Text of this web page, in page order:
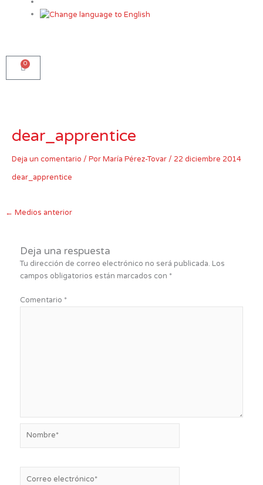
0
Carro
dear_apprentice
Deja un comentario / PorMaría Pérez-Tovar / 22 diciembre 2014
dear_apprentice
← Medios anterior
Deja una respuesta
Tu dirección de correo electrónico no será publicada. Los
campos obligatorios están marcados con *
Comentario *